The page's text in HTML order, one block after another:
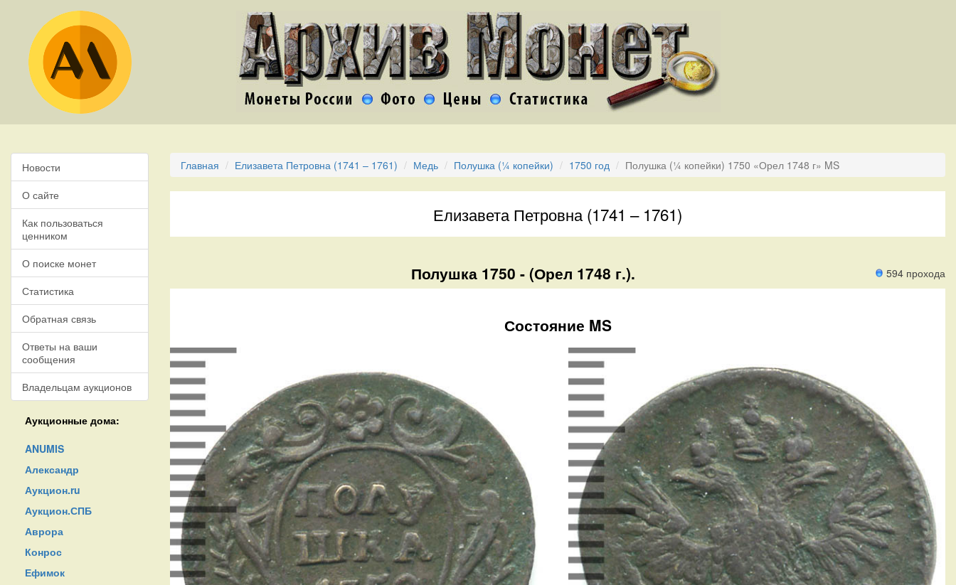
Новости
О сайте
Как пользоваться
ценником
О поиске монет
Статистика
Обратная связь
Ответы на ваши
сообщения
Владельцам аукционов
Аукционные дома:
ANUMIS
Александр
Аукцион.ru
Аукцион.СПБ
Аврора
Конрос
Ефимок
Главная Елизавета Петровна (1741 – 1761) Медь Полушка (¼ копейки) 1750 год Полушка (¼ копейки) 1750 «Орел 1748 г» MS
Елизавета Петровна (1741 – 1761)
594 прохода
Полушка 1750 - (Орел 1748 г.).
Состояние MS